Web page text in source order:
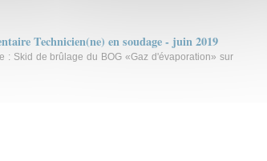
Technicien(ne) en soudage - juin 2019
: Skid de brûlage du BOG «Gaz d'évaporation» sur